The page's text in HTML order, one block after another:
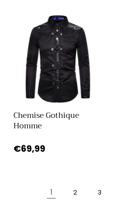
Chemise Gothique
Homme
Prix
€69,99
1 2 3